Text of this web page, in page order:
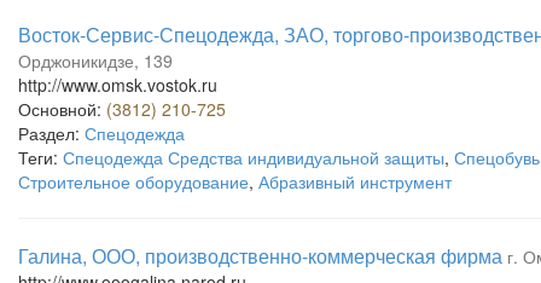
Восток-Сервис-Спецодежда, ЗАО, торгово-
Орджоникидзе, 139
http://www.omsk.vostok.ru
Основной: (3812) 210-725
Раздел: Спецодежда
Теги: Спецодежда Средства индивидуальной защиты, Спецобувь
Строительное оборудование, Абразивный инструмент
Галина, ООО, производственно-коммерческая фирма г.